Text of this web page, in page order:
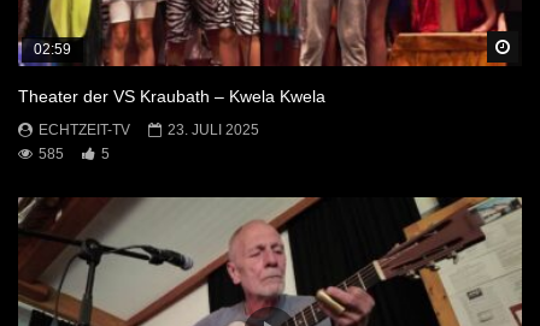
02:59
Theater der VS Kraubath – Kwela Kwela
ECHTZEIT-TV
23. JULI 2025
585
5